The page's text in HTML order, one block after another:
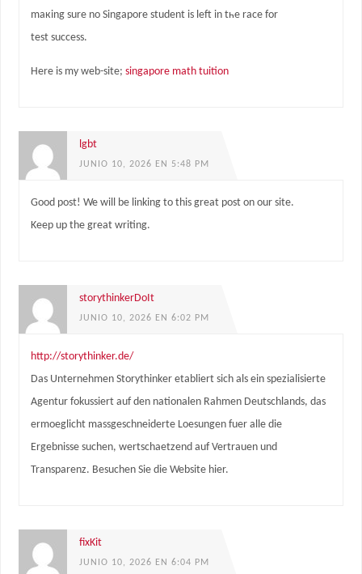
maкing sure no Singapore student іs left in tһe race for
test success.
Here is my web-site; singapore math tuition
lgbt
JUNIO 10, 2026 EN 5:48 PM
Good post! We will be linking to this great post on our site.
Keep up the great writing.
storythinkerDoIt
JUNIO 10, 2026 EN 6:02 PM
http://storythinker.de/
Das Unternehmen Storythinker etabliert sich als ein spezialisierte
Agentur fokussiert auf den nationalen Rahmen Deutschlands, das
ermoeglicht massgeschneiderte Loesungen fuer alle die
Ergebnisse suchen, wertschaetzend auf Vertrauen und
Transparenz. Besuchen Sie die Website hier.
fixKit
JUNIO 10, 2026 EN 6:04 PM